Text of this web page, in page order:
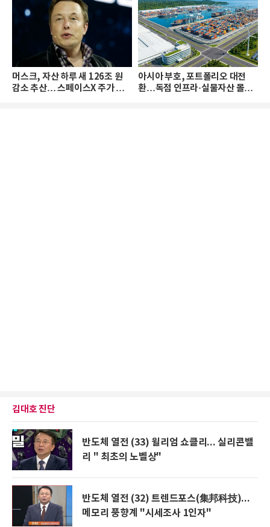
머스크, 자산 하루 새 126조 원
감소 추산… 스페이스X 주가 하
아시아 부호, 포트폴리오 대전
환…독점 인프라·실물자산 몰린
김대호 진단
반도체 열전 (33) 윌리엄 쇼클리... 실리콘밸
리 " 최초의 노벨상"
반도체 열전 (32) 트렌드포스(集邦科技)...
메모리 풍향계 "시세조사 1인자"